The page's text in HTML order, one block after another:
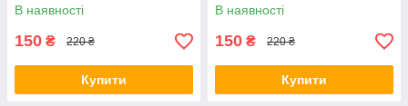
В наявності
150 ₴ 220 ₴
Купити
В наявності
150 ₴ 220 ₴
Купити